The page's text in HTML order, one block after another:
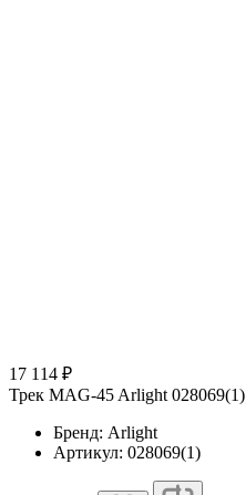
17 114 ₽
Трек MAG-45 Arlight 028069(1)
Бренд: Arlight
Артикул: 028069(1)